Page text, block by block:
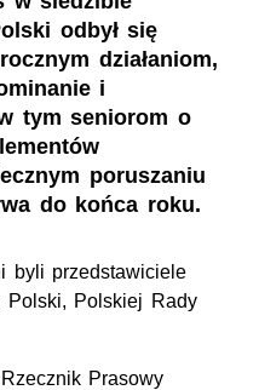
odbył się
działaniom,
i
tym seniorom o
poruszaniu
do końca roku.
byli przedstawiciele
Polski, Polskiej Rady
Prasowy